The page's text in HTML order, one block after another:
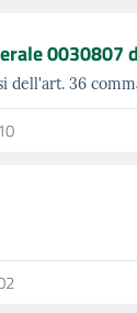
0030807
36